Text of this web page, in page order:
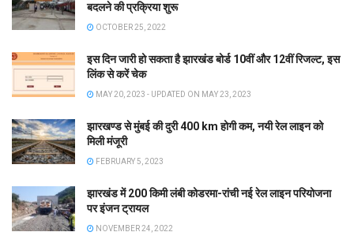
बदलने की प्रक्रिया शुरू
OCTOBER 25, 2022
इस दिन जारी हो सकता है झारखंड बोर्ड 10वीं और 12वीं रिजल्ट, इस
लिंक से करें चेक
MAY 20, 2023 - UPDATED ON MAY 23, 2023
झारखण्ड से मुंबई की दुरी 400 km होगी कम, नयी रेल लाइन को
मिली मंजूरी
FEBRUARY 5, 2023
झारखंड में 200 किमी लंबी कोडरमा-रांची नई रेल लाइन परियोजना
पर इंजन ट्रायल
NOVEMBER 24, 2022